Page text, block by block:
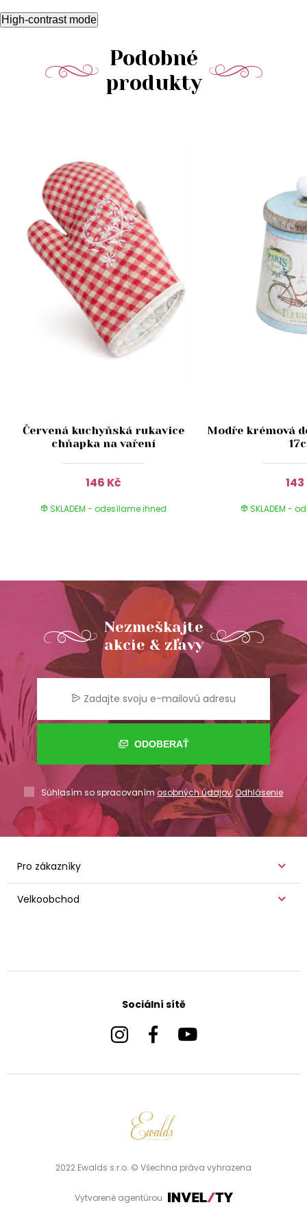
High-contrast mode
Podobné
produkty
Červená kuchyňská rukavice
chňapka na vaření
146 Kč
SKLADEM - odesílame ihned
Modře krémová
SKLADEM -
Nezmeškajte
akcie & zľavy
ODOBERAŤ
Súhlasím so spracovaním osobných údajov,Odhlásenie
Pro zákazníky
Velkoobchod
Sociální sítě
2022 Ewalds s.r.o. © Všechna práva vyhrazena
Vytvorené agentúrou